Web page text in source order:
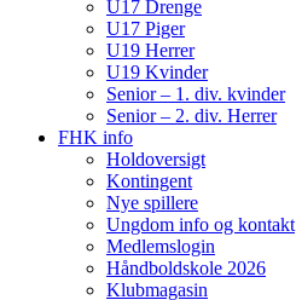
U17 Drenge
U17 Piger
U19 Herrer
U19 Kvinder
Senior – 1. div. kvinder
Senior – 2. div. Herrer
FHK info
Holdoversigt
Kontingent
Nye spillere
Ungdom info og kontakt
Medlemslogin
Håndboldskole 2026
Klubmagasin